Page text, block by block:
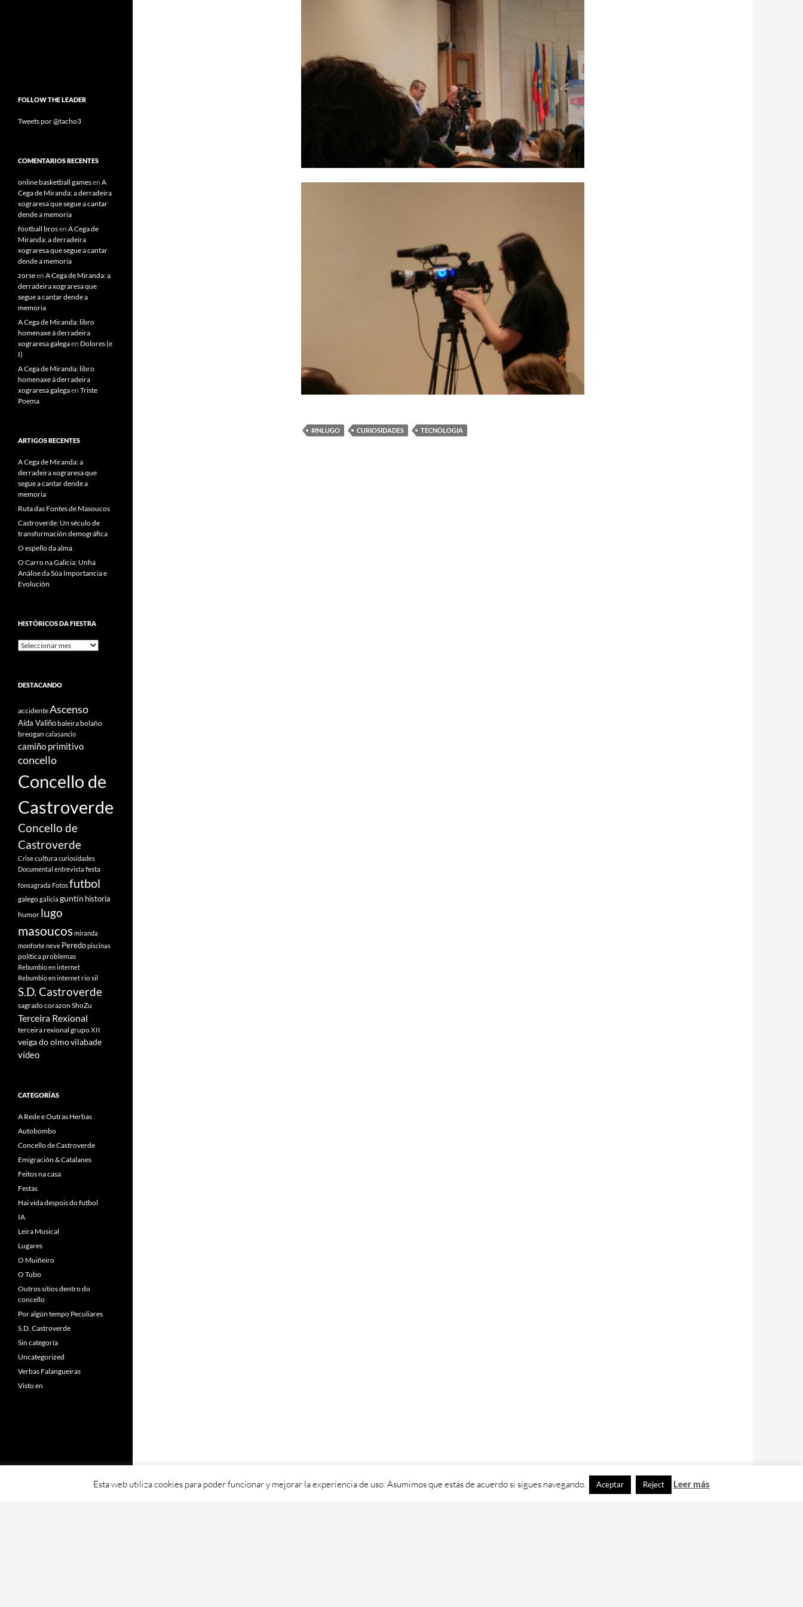
#INLUGO CURIOSIDADES TECNOLOGIA
FOLLOW THE LEADER
Tweets por @tacho3
COMENTARIOS RECENTES
online basketball gamesen A
Cega de Miranda: a derradeira
xograresa que segue a cantar
dende a memoria
football brosen A Cega de
Miranda: a derradeira
xograresa que segue a cantar
dende a memoria
zorseen A Cega de Miranda: a
derradeira xograresa que
segue a cantar dende a
memoria
A Cega de Miranda: libro
homenaxe á derradeira
xograresa galegaen Dolores (e
I)
A Cega de Miranda: libro
homenaxe á derradeira
xograresa galegaen Triste
Poema
ARTIGOS RECENTES
A Cega de Miranda: a
derradeira xograresa que
segue a cantar dende a
memoria
Ruta das Fontes de Masoucos
Castroverde: Un século de
transformación demográfica
O espello da alma
O Carro na Galicia: Unha
Análise da Súa Importancia e
Evolución
HISTÓRICOS DA FIESTRA
Históricos
DESTACANDO
accidenteAscenso
Aída Valiñobaleirabolaño
breogan calasancio
camiño primitivo
concello
Concello de
Castroverde
Concello de
Castroverde
Criseculturacuriosidades
Documental entrevista festa
fonsagrada Fotosfutbol
galegogalicia guntín historia
humor lugo
masoucosmiranda
monforteneve Peredopiscinas
políticaproblemas
Rebumbio en internet
Rebumbio en internetrio sil
S.D. Castroverde
sagrado corazon ShoZu
Terceira Rexional
terceira rexional grupo XII
veiga do olmovilabade
vídeo
CATEGORÍAS
A Rede e Outras Herbas
Autobombo
Concello de Castroverde
Emigración & Catalanes
Feitos na casa
Festas
Hai vida despois do futbol
IA
Leira Musical
Lugares
O Muiñeiro
O Tubo
Outros sitios dentro do
concello
Por algún tempo Peculiares
S.D. Castroverde
Sin categoría
Uncategorized
Verbas Falangueiras
Visto en
Esta web utiliza cookies para poder funcionar y mejorar la experiencia de uso. Asumimos que estás de acuerdo si sigues navegando. Aceptar Reject Leer más